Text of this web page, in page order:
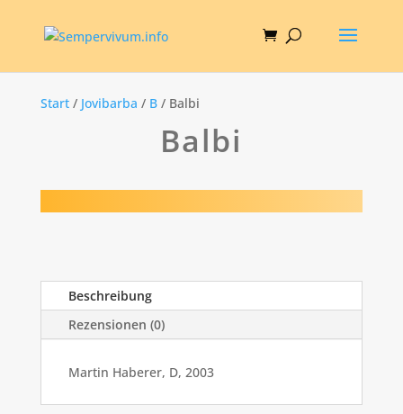
Start/ Jovibarba / B/ Balbi
Balbi
Beschreibung
Rezensionen (0)
Martin Haberer, D, 2003